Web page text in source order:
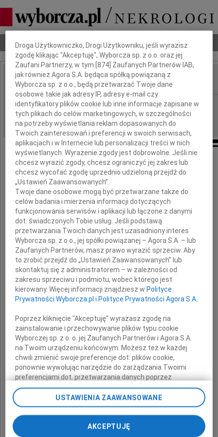
Nekrologi Odeszli Poradnik pogrzebowy
IMIĘ I NAZWISKO:
REGION: Białystok
DATA EMISJI: 19.01.2011
Wyrazy głębokiego współczucia
Barbarze i Wiesławowi
Zarzyckim
z powodu śmierci
Siostry i Szwagierki
składają
pracownicy
i Chorób Wewnętrznych
Dbamy o Twoją prywatność
Droga Użytkowniczko, Drogi Użytkowniku, jeśli wyrazisz
zgodę klikając "Akceptuję", Wyborcza sp. z o.o. oraz jej
Zaufani Partnerzy, w tym [874 ] Zaufanych Partnerów IAB,
jak również Agora S.A. będąca spółką powiązaną z
Wyborcza sp. z o.o., będą przetwarzać Twoje dane
osobowe takie jak adresy IP, adresy e-mail czy
identyfikatory plików cookie lub inne informacje zapisane w
tych plikach do celów marketingowych, w szczególności
na potrzeby wyświetlania reklam dopasowanych do
Twoich zainteresowań i preferencji w swoich serwisach,
aplikacjach i w Internecie lub personalizacji treści w nich
wyświetlanych. Wyrażenie zgody jest dobrowolne. Jeśli nie
chcesz wyrazić zgody, chcesz ograniczyć jej zakres lub
chcesz wycofać zgodę uprzednio udzieloną przejdź do
„Ustawień Zaawansowanych”.
Twoje dane osobowe mogą być przetwarzane także do
celów badania i mierzenia informacji dotyczących
funkcjonowania serwisów i aplikacji lub łączone z danymi
dot. świadczonych Tobie usług. Jeśli podstawą
przetwarzania Twoich danych jest uzasadniony interes
Wyborcza sp. z o.o., jej spółki powiązanej – Agora S.A. – lub
Zaufanych Partnerów, masz prawo wyrazić sprzeciw. Aby
to zrobić przejdź do „Ustawień Zaawansowanych” lub
skontaktuj się z administratorem – w zależności od
zakresu sprzeciwu i podmiotu, wobec którego jest
kierowany. Więcej informacji znajdziesz w Polityce
Prywatności Wyborcza.pl i Polityce Prywatności Agora S.A.
Poprzez kliknięcie "Akceptuję" wyrażasz zgodę na
zainstalowanie i przechowywanie plików typu cookie
Wyborczej sp. z o. o. jej Zaufanych Partnerów i Agora S.A.
na Twoim urządzeniu końcowym. Możesz też w każdej
chwili zmienić swoje preferencje dot. plików cookie,
ponownie wywołując narzędzie do zarządzania Twoimi
preferencjami dot. przetwarzania danych poprzez
odnośnik „Ustawienia prywatności” w stopce serwisu i
przechodząc do sekcji „Ustawienia zaawansowane”.
Zmiana ustawień plików cookie możliwa jest także za
pomocą ustawień przeglądarki.
USTAWIENIA ZAAWANSOWANE
AKCEPTUJĘ